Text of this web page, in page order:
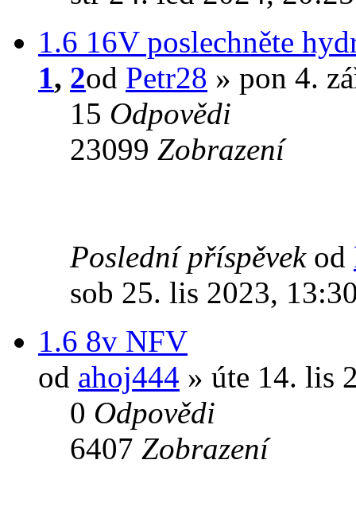
1.6 16V poslechněte
1, 2od Petr28 » pon 4.
15 Odpovědi
23099 Zobrazení
Poslední příspěvek od
sob 25. lis 2023,
1.6 8v NFV
od ahoj444 » úte 14. lis
0 Odpovědi
6407 Zobrazení